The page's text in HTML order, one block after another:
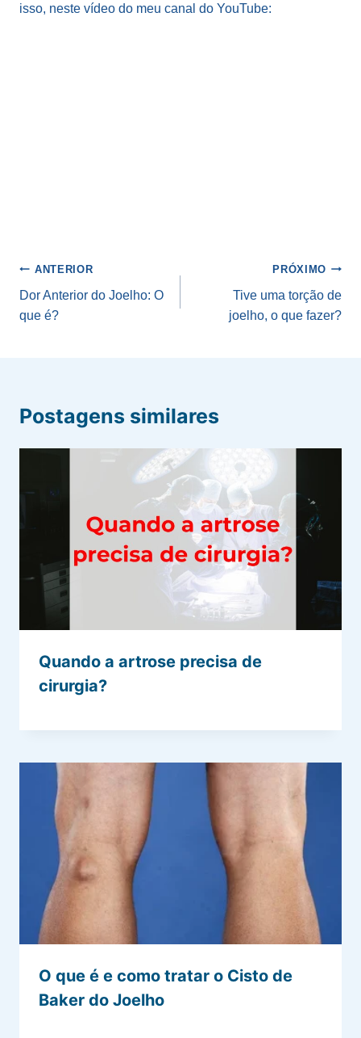
isso, neste vídeo do meu canal do YouTube:
Navegação
de
Post
ANTERIOR
Dor Anterior do Joelho: O
que é?
PRÓXIMO
Tive uma torção de
joelho, o que fazer?
Postagens similares
Quando a artrose precisa de
cirurgia?
O que é e como tratar o Cisto de
Baker do Joelho